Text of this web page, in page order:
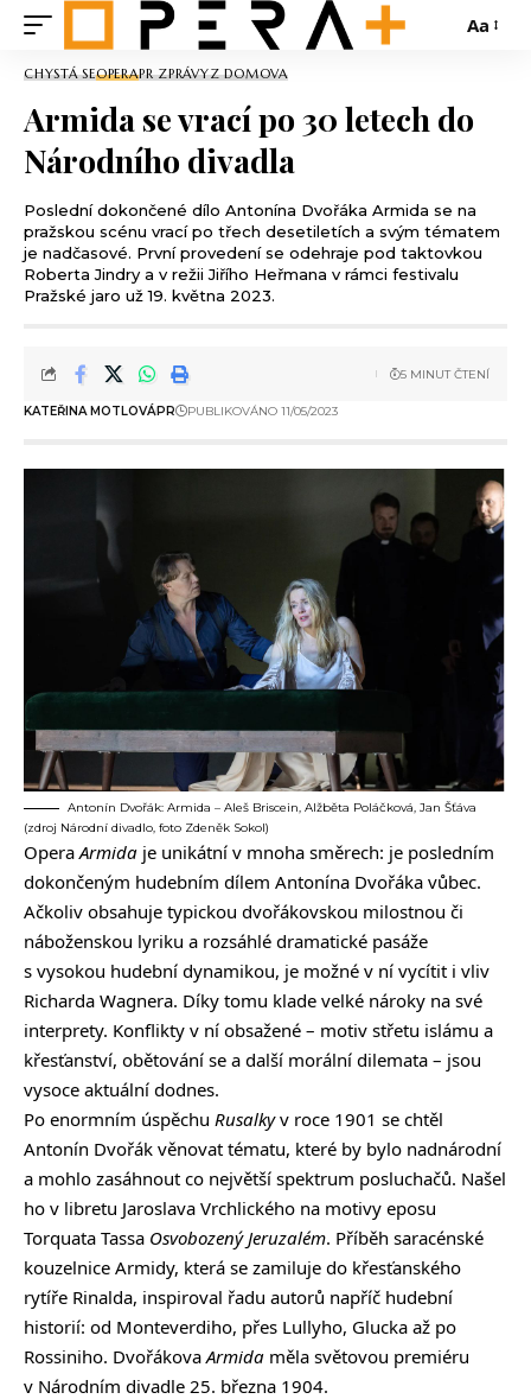
Aa
CHYSTÁ SEOPERAPR ZPRÁVYZ DOMOVA
Armida se vrací po 30 letech do
Národního divadla
Poslední dokončené dílo Antonína Dvořáka Armida se na
pražskou scénu vrací po třech desetiletích a svým tématem
je nadčasové. První provedení se odehraje pod taktovkou
Roberta Jindry a v režii Jiřího Heřmana v rámci festivalu
Pražské jaro už 19. května 2023.
KATEŘINA MOTLOVÁPR PUBLIKOVÁNO 11/05/2023
5 MINUT ČTENÍ
Antonín Dvořák: Armida – Aleš Briscein, Alžběta Poláčková, Jan Šťáva
(zdroj Národní divadlo, foto Zdeněk Sokol)
OperaArmida je unikátní v mnoha směrech: je posledním
dokončeným hudebním dílem Antonína Dvořáka vůbec.
Ačkoliv obsahuje typickou dvořákovskou milostnou či
náboženskou lyriku a rozsáhlé dramatické pasáže
s vysokou hudební dynamikou, je možné v ní vycítit i vliv
Richarda Wagnera. Díky tomu klade velké nároky na své
interprety. Konflikty v ní obsažené – motiv střetu islámu a
křesťanství, obětování se a další morální dilemata – jsou
vysoce aktuální dodnes.
Po enormním úspěchu Rusalkyv roce 1901 se chtěl
Antonín Dvořák věnovat tématu, které by bylo nadnárodní
a mohlo zasáhnout co největší spektrum posluchačů. Našel
ho v libretu Jaroslava Vrchlického na motivy eposu
Torquata Tassa Osvobozený Jeruzalém. Příběh saracénské
kouzelnice Armidy, která se zamiluje do křesťanského
rytíře Rinalda, inspiroval řadu autorů napříč hudební
historií: od Monteverdiho, přes Lullyho, Glucka až po
Rossiniho. DvořákovaArmida měla světovou premiéru
v Národním divadle 25. března 1904.